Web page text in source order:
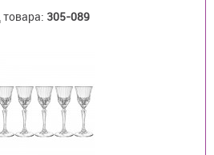
305-089